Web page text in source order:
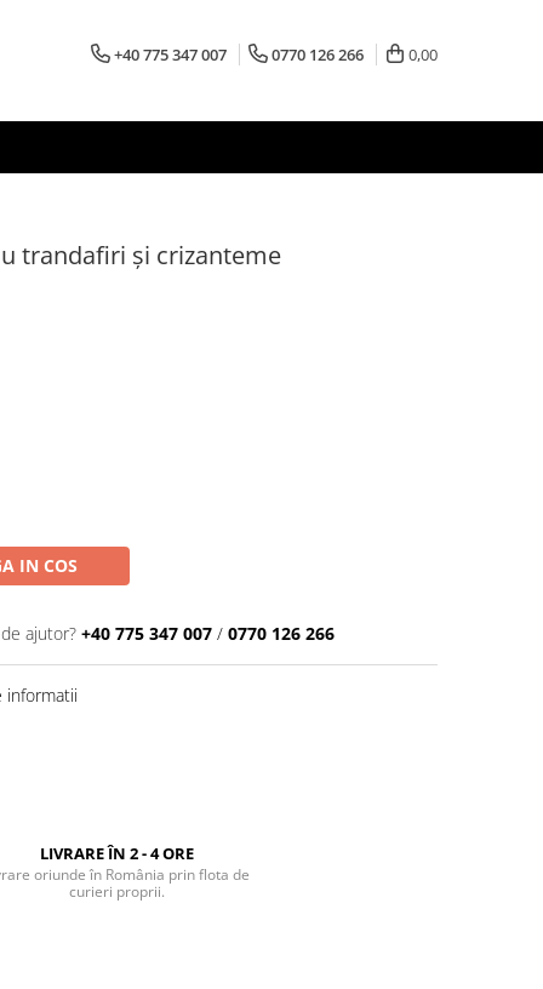
+40 775 347 007 0770 126 266 0,00
trandafiri și crizanteme
IN COS
ajutor? +40 775 347 007 / 0770 126 266
informatii
LIVRARE ÎN 2 - 4 ORE
oriunde în România prin flota de
curieri proprii.